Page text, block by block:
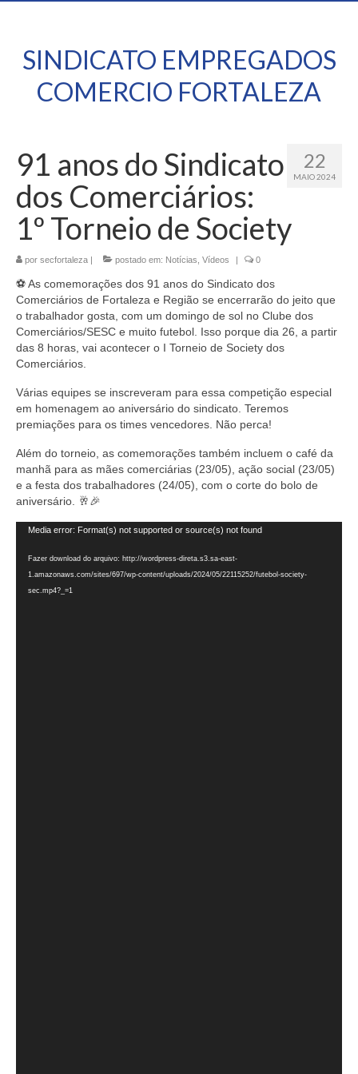
SINDICATO EMPREGADOS
COMERCIO FORTALEZA
22
MAIO 2024
91 anos do Sindicato
dos Comerciários:
1º Torneio de Society
por secfortaleza | postado em: Notícias Vídeos | 0
⚽ As comemorações dos 91 anos do Sindicato dos
Comerciários de Fortaleza e Região se encerrarão do jeito que
o trabalhador gosta, com um domingo de sol no Clube dos
Comerciários/SESC e muito futebol. Isso porque dia 26, a partir
das 8 horas, vai acontecer o I Torneio de Society dos
Comerciários.
Várias equipes se inscreveram para essa competição especial
em homenagem ao aniversário do sindicato. Teremos
premiações para os times vencedores. Não perca!
Além do torneio, as comemorações também incluem o café da
manhã para as mães comerciárias (23/05), ação social (23/05)
e a festa dos trabalhadores (24/05), com o corte do bolo de
aniversário. 🥂🎉
Tocador
vídeo
Media error: Format(s) not supported or source(s) not found
Fazer download do arquivo: http://wordpress-direta.s3.sa-east-
1.amazonaws.com/sites/697/wp-content/uploads/2024/05/22115252/futebol-society-
sec.mp4?_=1